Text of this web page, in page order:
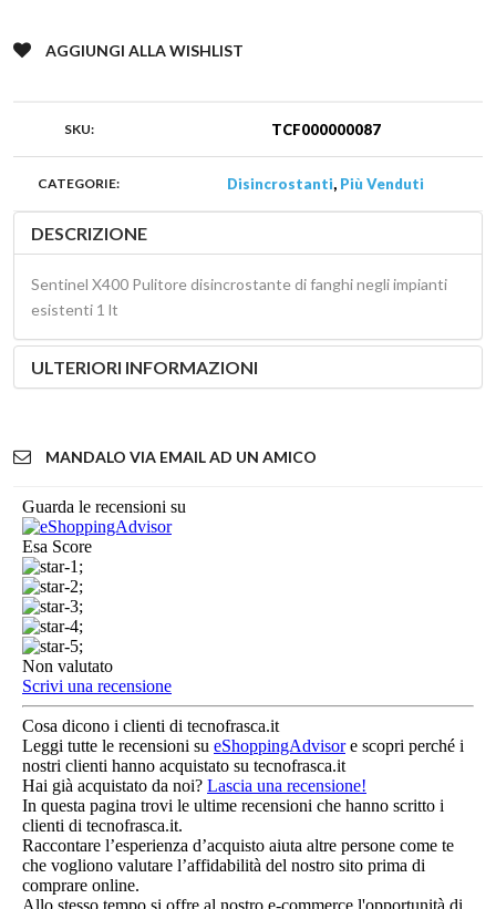
AGGIUNGI ALLA WISHLIST
SKU: TCF000000087
CATEGORIE: Disincrostanti, Più Venduti
DESCRIZIONE
Sentinel X400 Pulitore disincrostante di fanghi negli impianti
esistenti 1 lt
ULTERIORI INFORMAZIONI
MANDALO VIA EMAIL AD UN AMICO